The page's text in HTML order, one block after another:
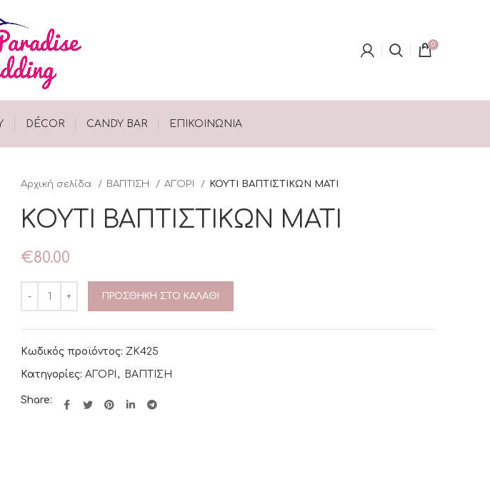
0
DÉCOR CANDY BAR ΕΠΙΚΟΙΝΩΝΊΑ
Αρχική σελίδα ΒΑΠΤΙΣΗ ΑΓΟΡΙ ΚΟΥΤΙ ΒΑΠΤΙΣΤΙΚΩΝ ΜΑΤΙ
ΚΟΥΤΙ ΒΑΠΤΙΣΤΙΚΩΝ ΜΑΤΙ
€80.00
ΠΡΟΣΘΉΚΗ ΣΤΟ ΚΑΛΆΘΙ
Κωδικός προϊόντος: ΖΚ425
Κατηγορίες: ΑΓΟΡΙ , ΒΑΠΤΙΣΗ
Share: